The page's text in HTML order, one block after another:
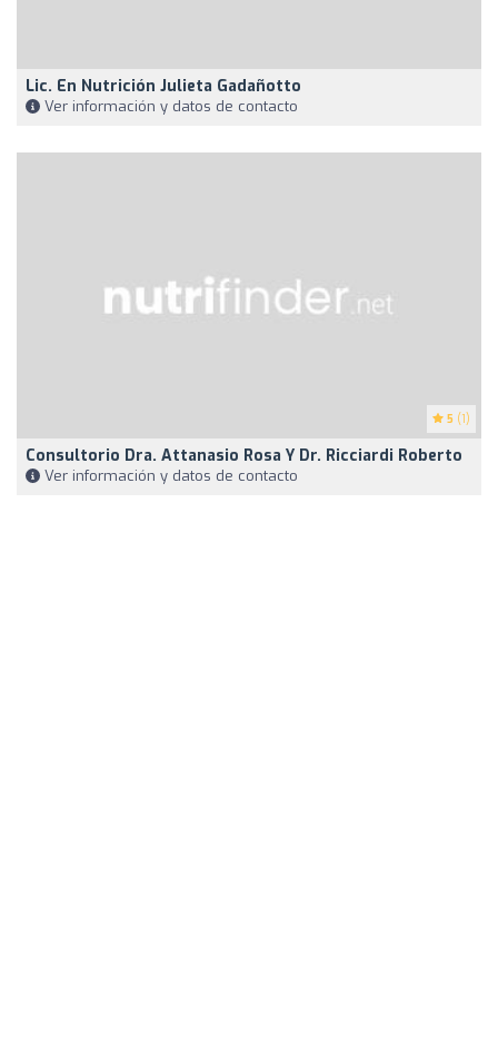
Lic. En Nutrición Julieta Gadañotto
Ver información y datos de contacto
5 (1)
Consultorio Dra. Attanasio Rosa Y Dr. Ricciardi Roberto
Ver información y datos de contacto